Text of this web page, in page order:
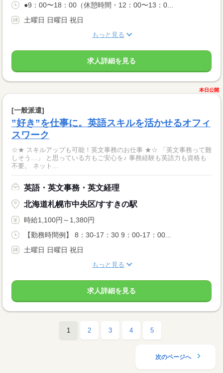
●9：00〜18：00（休憩時間・12：00〜13：0...
土曜日 日曜日 祝日
もっと見る
求人詳細を見る
本日公開
[一般派遣]
”好き”を仕事に。英語スキルを活かせるオフィ
スワーク
☆★ スキルアップも可能！英文事務のお仕事 ★☆ 「英文事務って難
しそう…」 と思っている方もご安心を♪ 事務経験も英語力も資格も
不要。 ネット...
英語・英文事務・英文経理
北海道札幌市中央区/すすきの駅
時給1,100円～1,380円
【勤務時間例】 8：30-17：30 9：00-17：00...
土曜日 日曜日 祝日
もっと見る
求人詳細を見る
1 2 3 4 5
次のページへ